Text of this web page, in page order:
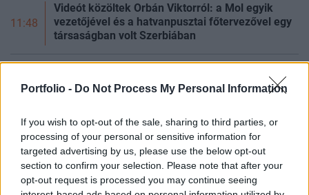
Portfolio - Do Not Process My Personal Information
If you wish to opt-out of the sale, sharing to third parties, or
processing of your personal or sensitive information for
targeted advertising by us, please use the below opt-out
section to confirm your selection. Please note that after your
opt-out request is processed you may continue seeing
11:48
Videót közöltek Orbán Viktorról: a Mol egyik
vezetőjével és a hatvanpusztai főtervezővel egy
társaságban volt Szerbiában
nagyhatalomra, teljesen megbénult a közlekedés
11:15
Elérte a kritikus szintet a szárazság: sós víz önti
el a termőföldeket ezen az európai vidéken
11:00
Nőnek az európai K+F-források, Magyarország
viszont az uniós mezőny végén áll